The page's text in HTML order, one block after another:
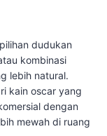
dudukan
kombinasi
lebih natural.
kain oscar yang
dengan
mewah di ruang